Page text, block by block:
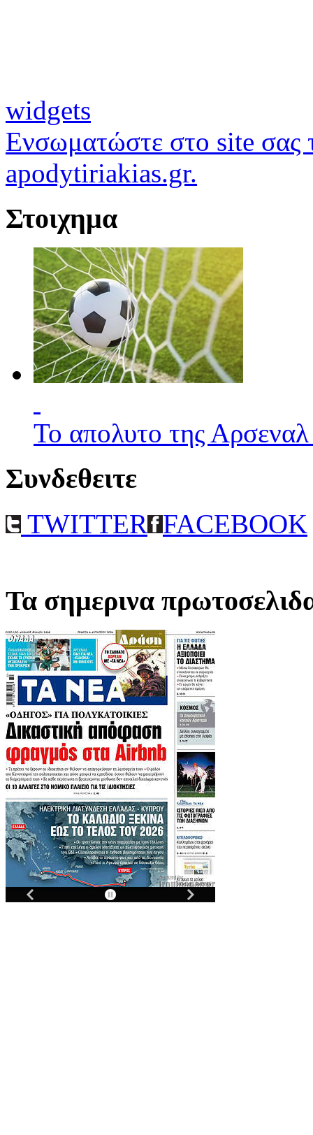
widgets
Ενσωματώστε στο site σας
apodytiriakias.gr.
Στοιχημα
Το απολυτο της
Συνδεθειτε
TWITTER FACEBOOK
Τα σημερινα